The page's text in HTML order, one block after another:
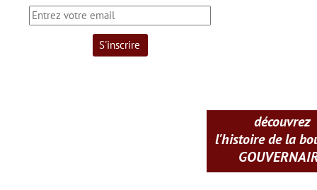
découvrez
l'histoire de la